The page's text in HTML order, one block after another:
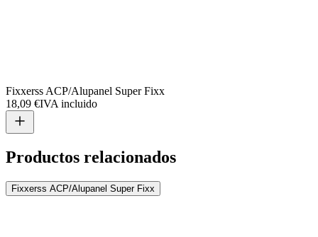
Fixxerss ACP/Alupanel Super Fixx
18,09 €IVA incluido
Productos relacionados
Fixxerss ACP/Alupanel Super Fixx